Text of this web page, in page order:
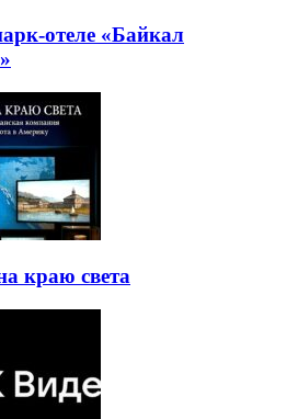
отеле «Байкал
краю света